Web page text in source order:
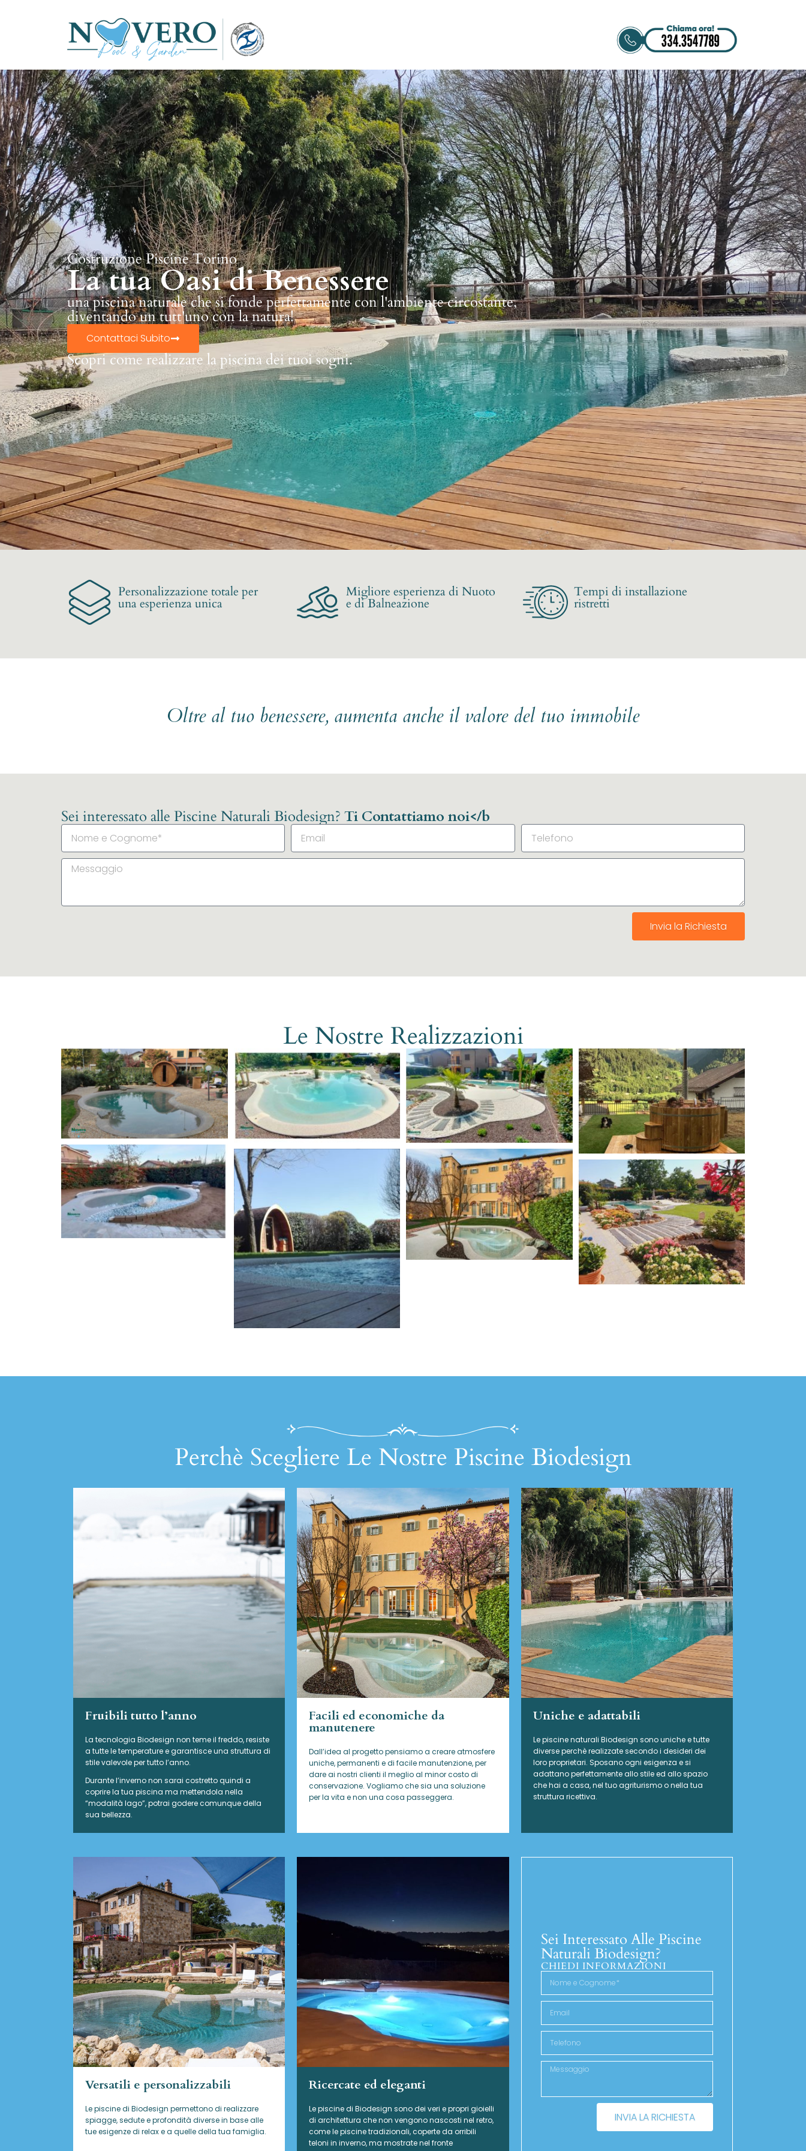
Costruzione Piscine Torino
La tua Oasi di Benessere
una piscina naturale che si fonde perfettamente con l'ambiente circostante,
diventando un tutt'uno con la natura!
Contattaci Subito
Scopri come realizzare la piscina dei tuoi sogni.
Personalizzazione totale per
una esperienza unica
Migliore esperienza di Nuoto
e di Balneazione
Tempi di installazione
ristretti
Oltre al tuo benessere, aumenta anche il valore del tuo immobile
Sei interessato alle Piscine Naturali Biodesign? Ti Contattiamo noi</b
Invia la Richiesta
Le Nostre Realizzazioni
Perchè Scegliere Le Nostre Piscine Biodesign
Fruibili tutto l’anno
La tecnologia Biodesign non teme il freddo, resiste
a tutte le temperature e garantisce una struttura di
stile valevole per tutto l’anno.
Durante l’inverno non sarai costretto quindi a
coprire la tua piscina ma mettendola nella
“modalità lago”, potrai godere comunque della
sua bellezza.
Facili ed economiche da
manutenere
Dall’idea al progetto pensiamo a creare atmosfere
uniche, permanenti e di facile manutenzione, per
dare ai nostri clienti il meglio al minor costo di
conservazione. Vogliamo che sia una soluzione
per la vita e non una cosa passeggera.
Uniche e adattabili
Le piscine naturali Biodesign sono uniche e tutte
diverse perchè realizzate secondo i desideri dei
loro proprietari. Sposano ogni esigenza e si
adattano perfettamente allo stile ed allo spazio
che hai a casa, nel tuo agriturismo o nella tua
struttura ricettiva.
Versatili e personalizzabili
Le piscine di Biodesign permettono di realizzare
spiagge, sedute e profondità diverse in base alle
tue esigenze di relax e a quelle della tua famiglia.
Ricercate ed eleganti
Le piscine di Biodesign sono dei veri e propri gioielli
di architettura che non vengono nascosti nel retro,
come le piscine tradizionali, coperte da orribili
teloni in inverno, ma mostrate nel fronte
Sei Interessato Alle Piscine
Naturali Biodesign?
CHIEDI INFORMAZIONI
INVIA LA RICHIESTA